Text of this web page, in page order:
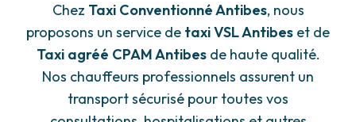
Chez Taxi Conventionné Antibes, nous
proposons un service de taxi VSL Antibes et de
Taxi agréé CPAM Antibesde haute qualité.
Nos chauffeurs professionnels assurent un
transport sécurisé pour toutes vos